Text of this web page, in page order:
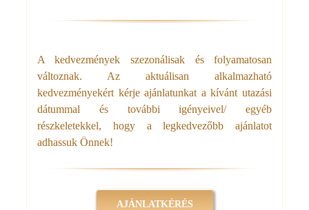
A kedvezmények szezonálisak és folyamatosan
változnak. Az aktuálisan alkalmazható
kedvezményekért kérje ajánlatunkat a kívánt utazási
dátummal és további igényeivel/ egyéb
részkeletekkel, hogy a legkedvezőbb ajánlatot
adhassuk Önnek!
AJÁNLATKÉRÉS